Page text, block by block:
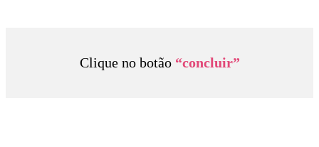
Clique no botão “concluir”